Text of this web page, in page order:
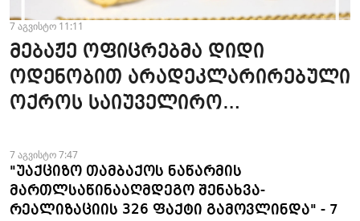
7 აგვისტო 11:11
მებაჟე ოფიცრებმა დიდი
ოდენობით არადეკლარირებული
ოქროს საიუველირო
ფაქტები აღკვეთეს
7 აგვისტო 7:47
"უაქციზო თამბაქოს ნაწარმის
მართლსაწინააღმდეგო შენახვა-
რეალიზაციის 326 ფაქტი გამოვლინდა" - 7